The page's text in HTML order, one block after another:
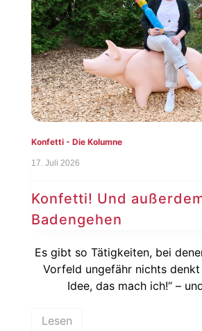
Konfetti - Die Kolumne
17. Juli 2026
Konfetti! Und
Badengehen
Es gibt so Tätigkeiten, bei
Vorfeld ungefähr nichts denkt
Idee, das mach ich!“ –
Lesen